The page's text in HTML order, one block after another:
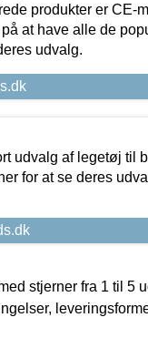
produkter er CE-
at have alle de
udvalg.
udvalg af legetøj til
for at se deres
stjerner fra 1 til 5